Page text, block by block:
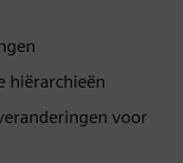
hiërarchieën
voor